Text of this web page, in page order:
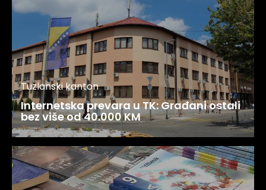
Tuzlanski kanton
Internetska prevara u TK: Građani ostali
bez više od 40.000 KM